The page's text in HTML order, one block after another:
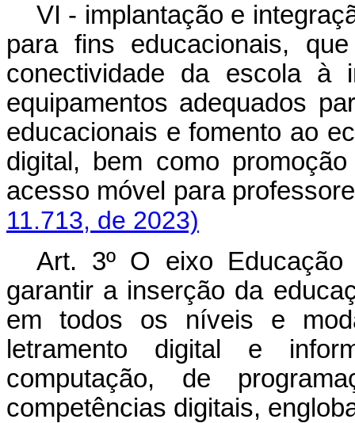
VI - implantação e
para fins educacionais,
conectividade da escola à
equipamentos adequados
educacionais e fomento ao
digital, bem como
acesso móvel para
11.713, de 2023)
Art. 3º O eixo
garantir a inserção da
em todos os níveis e
letramento digital e
computação, de
competências digitais,